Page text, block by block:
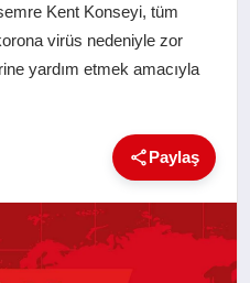
Kent Konseyi, tüm
virüs nedeniyle zor
yardım etmek amacıyla
Paylaş